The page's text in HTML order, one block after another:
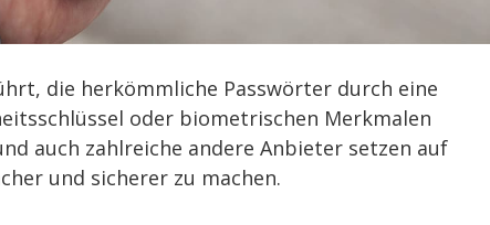
die herkömmliche Passwörter durch eine
oder biometrischen Merkmalen
auch zahlreiche andere Anbieter setzen auf
und sicherer zu machen.